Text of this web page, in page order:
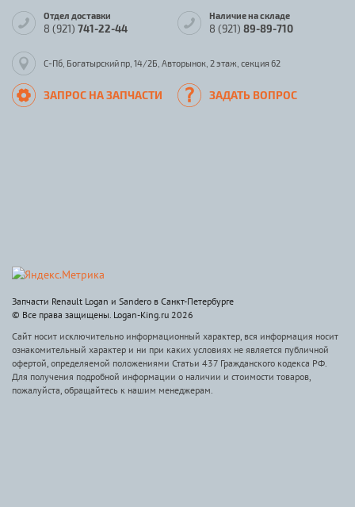
Отдел доставки
8 (921) 741-22-44
Наличие на складе
8 (921) 89-89-710
С-Пб, Богатырский пр, 14/2Б, Авторынок, 2 этаж, секция 62
ЗАПРОС НА ЗАПЧАСТИ ЗАДАТЬ ВОПРОС
Запчасти Renault Logan и Sandero в Санкт-Петербурге
© Все права защищены. Logan-King.ru 2026
Сайт носит исключительно информационный характер, вся информация носит
ознакомительный характер и ни при каких условиях не является публичной
офертой, определяемой положениями Статьи 437 Гражданского кодекса РФ.
Для получения подробной информации о наличии и стоимости товаров,
пожалуйста, обращайтесь к нашим менеджерам.